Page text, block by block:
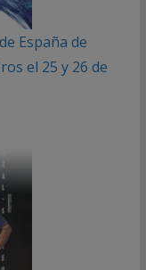
España de
el 25 y 26 de